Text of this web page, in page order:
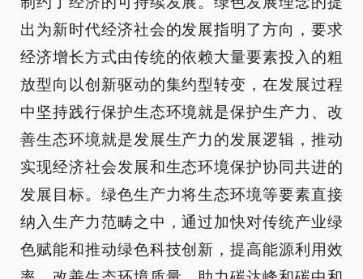
出为新时代经济社会的发展指明了方向，要求
经济增长方式由传统的依赖大量要素投入的粗
放型向以创新驱动的集约型转变，在发展过程
中坚持践行保护生态环境就是保护生产力、改
善生态环境就是发展生产力的发展逻辑，推动
实现经济社会发展和生态环境保护协同共进的
发展目标。绿色生产力将生态环境等要素直接
纳入生产力范畴之中，通过加快对传统产业绿
色赋能和推动绿色科技创新，提高能源利用效